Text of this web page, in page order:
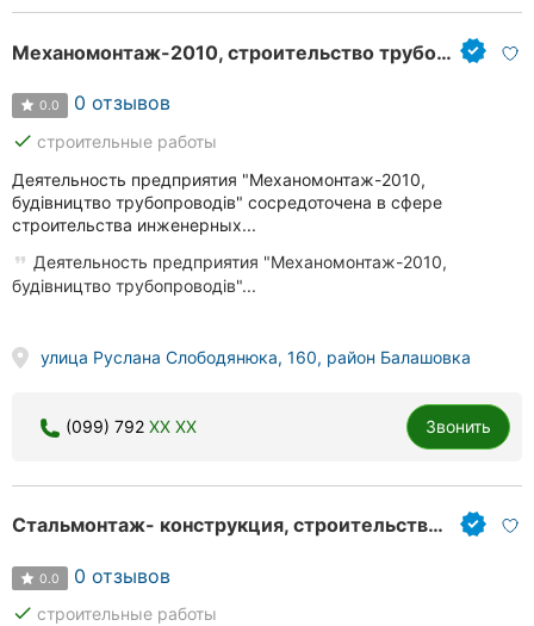
Механомонтаж-2010, строительство трубопроводов
0.0 0 отзывов
done строительные работы
Деятельность предприятия "Механомонтаж-2010,
будівництво трубопроводів" сосредоточена в сфере
строительства инженерных...
Деятельность предприятия "Механомонтаж-2010,
будівництво трубопроводів"...
улица Руслана Слободянюка, 160, район Балашовка
(099) 792 XX XX Звонить
Стальмонтаж- конструкция, строительство жилых и нежилых зданий
0.0 0 отзывов
done строительные работы